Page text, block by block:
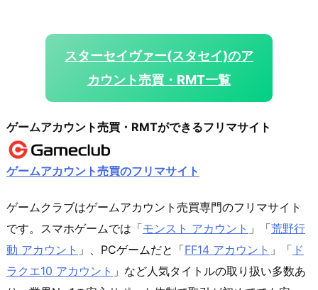
スターセイヴァー(スタセイ)のア
カウント売買・RMT一覧
ゲームアカウント売買・RMTができるフリマサイト
ゲームアカウント売買のフリマサイト
ゲームクラブはゲームアカウント売買専門のフリマサイト
です。スマホゲームでは「モンスト アカウント 」「荒野行
動 アカウント 」、PCゲームだと「FF14 アカウント 」「 ド
ラクエ10 アカウント 」など人気タイトルの取り扱い多数あ